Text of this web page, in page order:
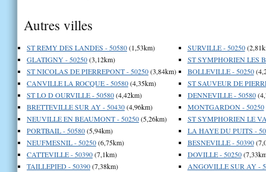
Autres villes
ST REMY DES LANDES - 50580(1,53km)
GLATIGNY - 50250(3,12km)
ST NICOLAS DE PIERREPONT - 50250(3,84km)
CANVILLE LA ROCQUE - 50580(4,35km)
ST LO D OURVILLE - 50580(4,42km)
BRETTEVILLE SUR AY - 50430(4,96km)
NEUVILLE EN BEAUMONT - 50250(5,26km)
PORTBAIL - 50580(5,94km)
NEUFMESNIL - 50250(6,75km)
CATTEVILLE - 50390(7,1km)
TAILLEPIED - 50390(7,38km)
SURVILLE - 50250
ST SYMPHORIEN LES
BOLLEVILLE - 50250
ST SAUVEUR DE
DENNEVILLE - 50580
MONTGARDON - 50250
ST SYMPHORIEN LE
LA HAYE DU PUITS -
BESNEVILLE - 50390
DOVILLE - 50250
ANGOVILLE SUR AY -